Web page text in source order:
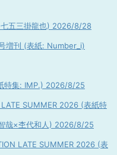
五三掛龍也) 2026/8/28
増刊 (表紙: Number_i)
特集: IMP.) 2026/8/25
SUMMER 2026 (表紙特
哉×杢代和人) 2026/8/25
LATE SUMMER 2026 (表